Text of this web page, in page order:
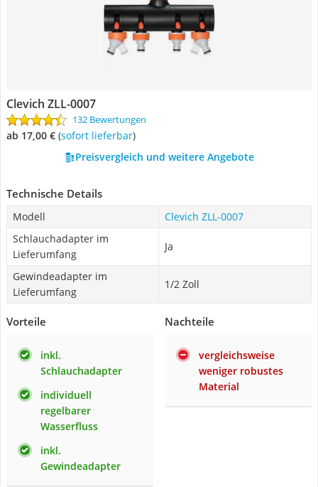
Clevich ZLL-0007
132 Bewertungen
ab 17,00 € ( Sofort lieferbar)
Preisvergleich und weitere Angebote
Technische Details
Modell
Clevich ZLL-0007
Schlauchadapter im
Lieferumfang
Ja
Gewindeadapter im
Lieferumfang
1/2 Zoll
Vorteile
inkl.
Schlauchadapter
individuell
regelbarer
Wasserfluss
inkl.
Gewindeadapter
Nachteile
vergleichsweise
weniger robustes
Material